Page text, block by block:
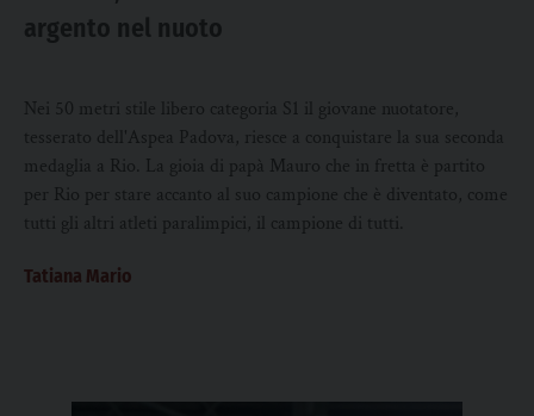
argento nel nuoto
Nei 50 metri stile libero categoria S1 il giovane nuotatore,
tesserato dell'Aspea Padova, riesce a conquistare la sua seconda
medaglia a Rio. La gioia di papà Mauro che in fretta è partito
per Rio per stare accanto al suo campione che è diventato, come
tutti gli altri atleti paralimpici, il campione di tutti.
Tatiana Mario